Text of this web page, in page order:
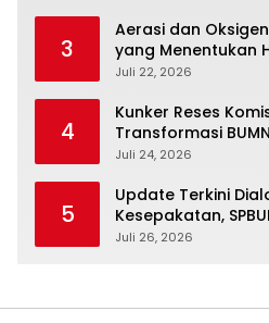
3
Aerasi dan
yang Menentukan
Juli 22, 2026
4
Kunker Reses
Transformasi
Kawal Penguatan
Juli 24, 2026
5
Update Terkini
Kesepakatan,
Nasional Setelah
Juli 26, 2026